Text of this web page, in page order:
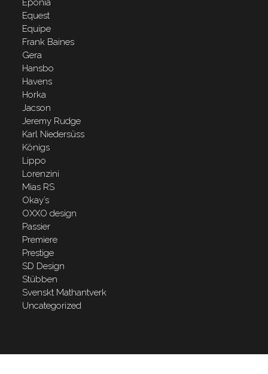
Eponia
Equest
Equipe
Frank Baines
Gera
Hansbo
Havens
Horka
Jacson
Jeremy Rudge
Karl Niedersüss
Königs
Lippo
Lorenzini
Mias RS
Okay’s
OXXO design
Passier
Premiere
Prestige
SD Design
Stübben
Svenskt Mathantverk
Uncategorized